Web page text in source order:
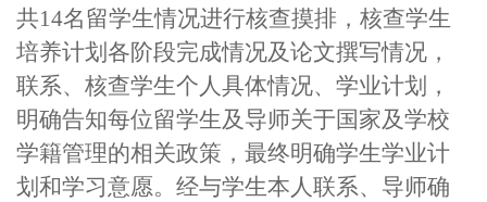
共14名留学生情况进行核查摸排，核查学生
培养计划各阶段完成情况及论文撰写情况，
联系、核查学生个人具体情况、学业计划，
明确告知每位留学生及导师关于国家及学校
学籍管理的相关政策，最终明确学生学业计
划和学习意愿。经与学生本人联系、导师确